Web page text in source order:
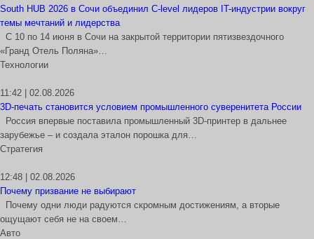
South HUB 2026 в Сочи объединил C-level лидеров IT-индустрии вокруг
темы мечтаний и лидерства
С 10 по 14 июня в Сочи на закрытой территории пятизвездочного
«Гранд Отель Поляна»…
Технологии
11:42 | 02.08.2026
3D-печать становится условием промышленного суверенитета России
Россия впервые поставила промышленный 3D-принтер в дальнее
зарубежье – и создала эталон порошка для…
Стратегия
12:48 | 02.08.2026
Почему призвание не выбирают
Почему одни люди радуются скромным достижениям, а вторые
ощущают себя не на своем…
Авто